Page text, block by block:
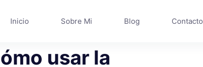
Inicio Sobre Mi Blog Contacto
usar la